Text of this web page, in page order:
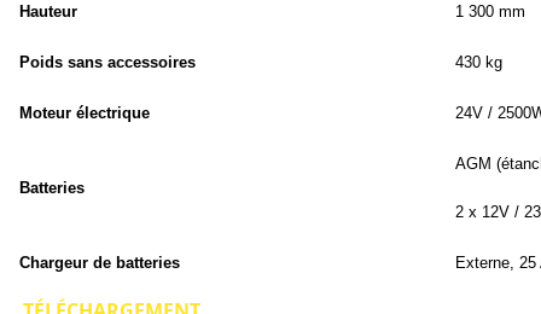
Hauteur 1 300 mm
Poids sans accessoires 430 kg
Moteur électrique 24V /
Batteries
AGM
2 x 12V /
Chargeur de batteries Externe, 25